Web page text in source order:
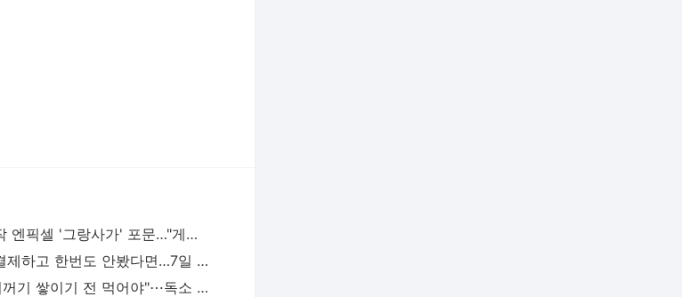
올해 기대작 엔픽셀 '그랑사가' 포문…"게임 시장에 새바람"
넷플릭스 결제하고 한번도 안봤다면…7일 이내 '환불'
"혈관 속 찌꺼기 쌓이기 전 먹어야"⋯독소 빼내고 만성 염증 없애는 '이 음식' [헬스+]